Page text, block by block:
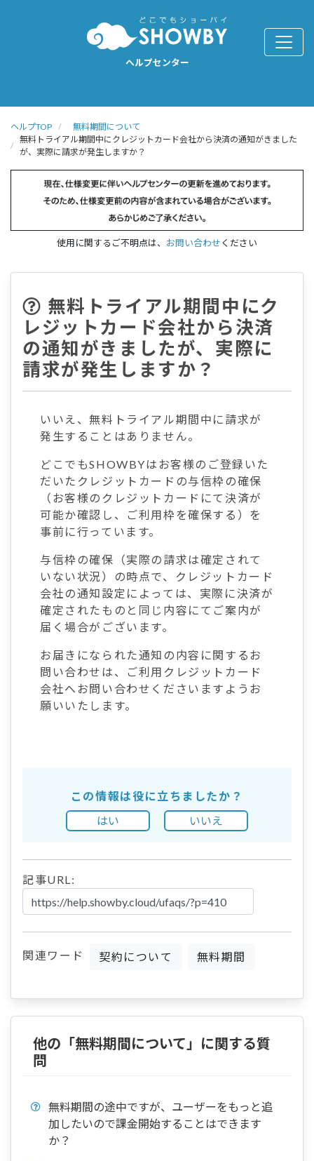
ヘルプセンター
ヘルプTOP
無料期間について
無料トライアル期間中にクレジットカード会社から決済の通知がきました
が、実際に請求が発生しますか？
使用に関するご不明点は、 お問い合わせください
無料トライアル期間中にク
レジットカード会社から決済
の通知がきましたが、実際に
請求が発生しますか？
いいえ、無料トライアル期間中に請求が
発生することはありません。
どこでもSHOWBYはお客様のご登録いた
だいたクレジットカードの与信枠の確保
（お客様のクレジットカードにて決済が
可能か確認し、ご利用枠を確保する）を
事前に行っています。
与信枠の確保（実際の請求は確定されて
いない状況）の時点で、クレジットカード
会社の通知設定によっては、実際に決済が
確定されたものと同じ内容にてご案内が
届く場合がございます。
お届きになられた通知の内容に関するお
問い合わせは、ご利用クレジットカード
会社へお問い合わせくださいますようお
願いいたします。
この情報は役に立ちましたか？
はい
いいえ
記事URL:
関連ワード 契約について 無料期間
他の「無料期間について」に関する質
問
無料期間の途中ですが、ユーザーをもっと追
加したいので課金開始することはできます
か？